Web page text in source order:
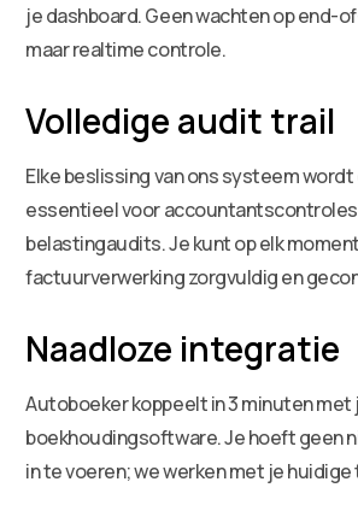
je dashboard. Geen wachten op end-
maar realtime controle.
Volledige audit trail
Elke beslissing van ons systeem
essentieel voor
belastingaudits. Je kunt op elk
factuurverwerking zorgvuldig en
Naadloze integratie
Autoboeker koppeelt in 3 minuten
boekhoudingsoftware. Je hoeft geen
in te voeren; we werken met je